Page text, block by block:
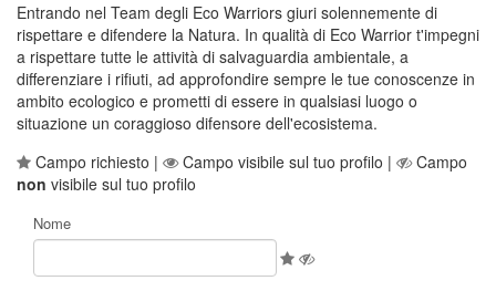
Entrando nel Team degli Eco Warriors giuri solennemente di
rispettare e difendere la Natura. In qualità di Eco Warrior t'impegni
a rispettare tutte le attività di salvaguardia ambientale, a
differenziare i rifiuti, ad approfondire sempre le tue conoscenze in
ambito ecologico e prometti di essere in qualsiasi luogo o
situazione un coraggioso difensore dell'ecosistema.
Campo richiesto |
Campo visibile sul tuo profilo |
Campo
non visibile sul tuo profilo
Nome